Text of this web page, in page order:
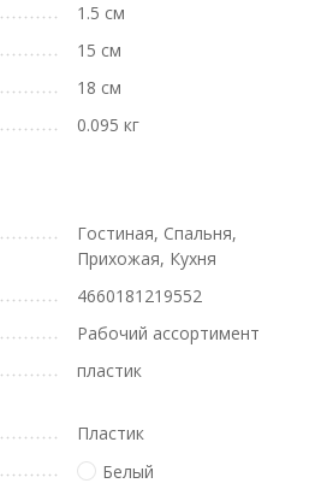
1.5 см
15 см
18 см
0.095 кг
Гостиная, Спальня,
Прихожая, Кухня
4660181219552
Рабочий ассортимент
пластик
Пластик
Белый